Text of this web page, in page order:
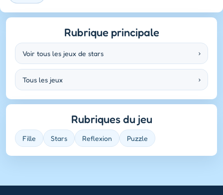
Rubrique principale
Voir tous les jeux de stars ›
Tous les jeux ›
Rubriques du jeu
Fille Stars Reflexion Puzzle